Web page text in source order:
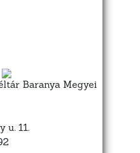
Baranya Megyei
u. 11.